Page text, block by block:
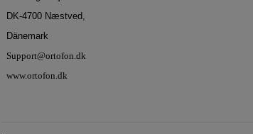
DK-4700 Næstved,
Dänemark
Support@ortofon.dk
www.ortofon.dk